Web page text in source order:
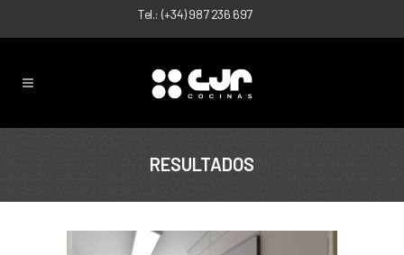
Tel.: (+34) 987 236 697
RESULTADOS